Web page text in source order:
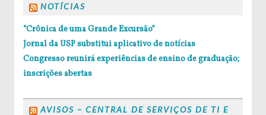
NOTÍCIAS
“Crônica de uma Grande Excursão”
Jornal da USP substitui aplicativo de notícias
Congresso reunirá experiências de ensino de graduação;
inscrições abertas
AVISOS – CENTRAL DE SERVIÇOS DE TI E